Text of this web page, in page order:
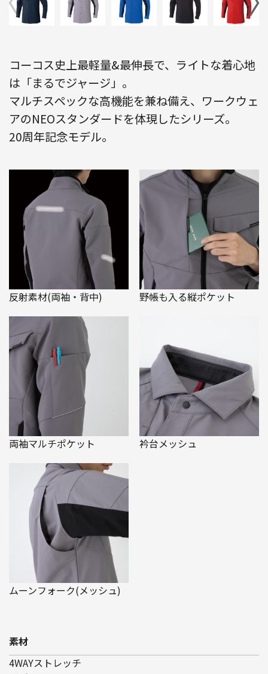
コーコス史上最軽量&最伸長で、ライトな着心地
は「まるでジャージ」。
マルチスペックな高機能を兼ね備え、ワークウェ
アのNEOスタンダードを体現したシリーズ。
20周年記念モデル。
反射素材(両袖・背中) 野帳も入る縦ポケット
両袖マルチポケット 衿台メッシュ
ムーンフォーク(メッシュ)
素材
4WAYストレッチ